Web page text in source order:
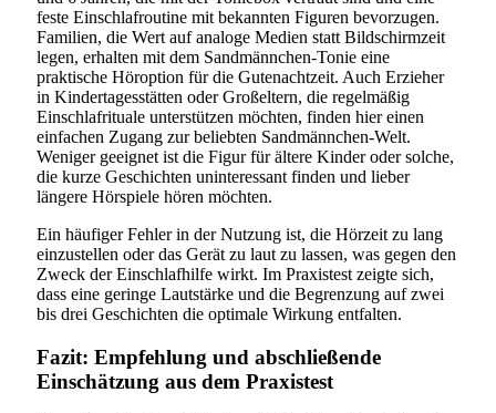
feste Einschlafroutine mit bekannten Figuren bevorzugen.
Familien, die Wert auf analoge Medien statt Bildschirmzeit
legen, erhalten mit dem Sandmännchen-Tonie eine
praktische Höroption für die Gutenachtzeit. Auch Erzieher
in Kindertagesstätten oder Großeltern, die regelmäßig
Einschlafrituale unterstützen möchten, finden hier einen
einfachen Zugang zur beliebten Sandmännchen-Welt.
Weniger geeignet ist die Figur für ältere Kinder oder solche,
die kurze Geschichten uninteressant finden und lieber
längere Hörspiele hören möchten.
Ein häufiger Fehler in der Nutzung ist, die Hörzeit zu lang
einzustellen oder das Gerät zu laut zu lassen, was gegen den
Zweck der Einschlafhilfe wirkt. Im Praxistest zeigte sich,
dass eine geringe Lautstärke und die Begrenzung auf zwei
bis drei Geschichten die optimale Wirkung entfalten.
Fazit: Empfehlung und abschließende
Einschätzung aus dem Praxistest